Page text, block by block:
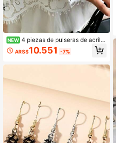
NEW 4 piezas de pulseras de acrílic
o con efecto marmoleado estilo cor
eano Ins, brazaletes delgados de re
ARS$10.551 -7%